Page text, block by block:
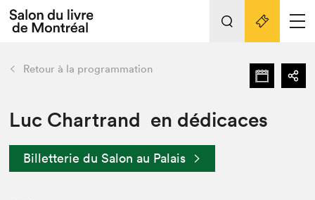
L'événement
Préparer sa visite au Salon
Actualités
retour Nos activités
Préparer sa visite
Liens pratiques
Retour à la programmation
Luc Chartrand en dédicaces
Billetterie du Salon au Palais